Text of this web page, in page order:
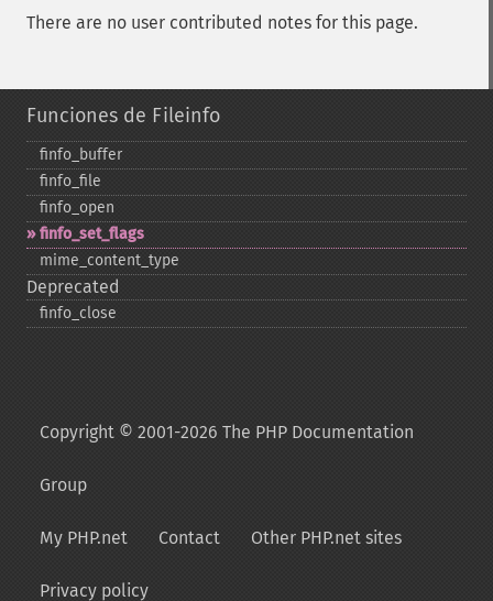
There are no user contributed notes for this page.
Funciones de Fileinfo
finfo_​buffer
finfo_​file
finfo_​open
finfo_​set_​flags
mime_​content_​type
Deprecated
finfo_​close
Copyright © 2001-2026 The PHP Documentation
Group
My PHP.net Contact Other PHP.net sites
Privacy policy